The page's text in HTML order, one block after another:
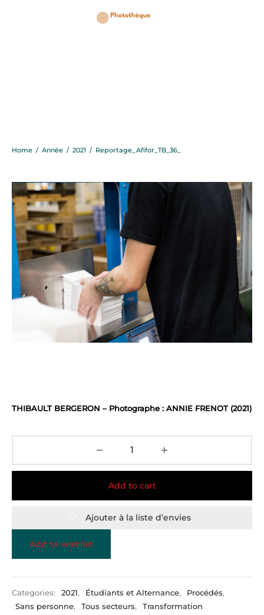
Home / Année / 2021 / Reportage_Afifor_TB_36_
THIBAULT BERGERON – Photographe : ANNIE FRENOT (2021)
Add to cart
Ajouter à la liste d’envies
Add to wishlist
Categories: 2021, Étudiants et Alternance, Procédés,
Sans personne, Tous secteurs,
Transformation